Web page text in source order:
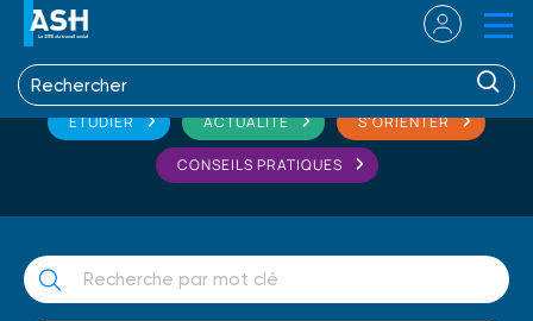
ETUDIER ACTUALITÉ S'ORIENTER
CONSEILS PRATIQUES